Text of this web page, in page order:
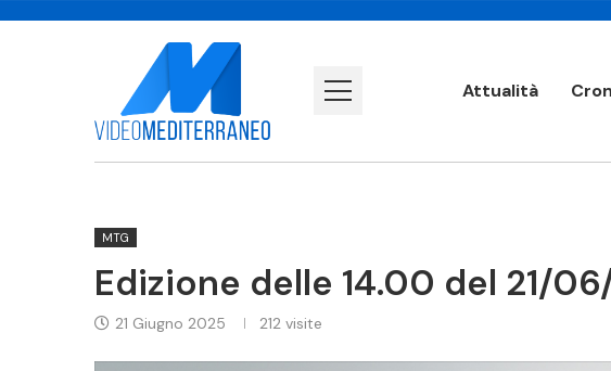
Attualità
MTG
Edizione delle 14.00 del 21/
21 Giugno 2025 212 visite